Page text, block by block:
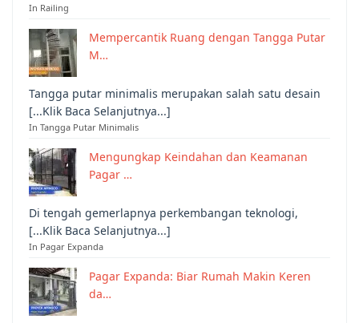
In Railing
Mempercantik Ruang dengan Tangga Putar
M…
Tangga putar minimalis merupakan salah satu desain
[...Klik Baca Selanjutnya...]
In Tangga Putar Minimalis
Mengungkap Keindahan dan Keamanan
Pagar …
Di tengah gemerlapnya perkembangan teknologi,
[...Klik Baca Selanjutnya...]
In Pagar Expanda
Pagar Expanda: Biar Rumah Makin Keren
da…